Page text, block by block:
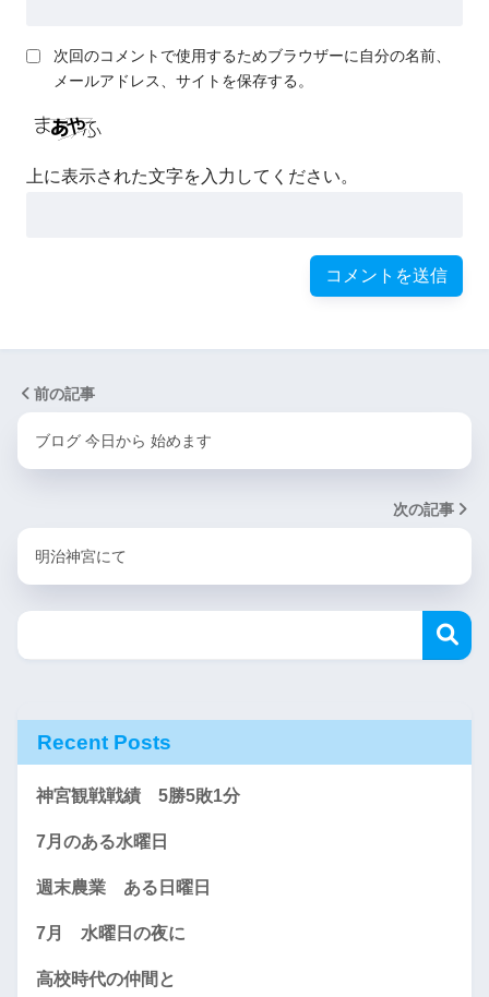
次回のコメントで使用するためブラウザーに自分の名前、
メールアドレス、サイトを保存する。
上に表示された文字を入力してください。
前の記事
ブログ 今日から 始めます
次の記事
明治神宮にて
Recent Posts
神宮観戦戦績 5勝5敗1分
7月のある水曜日
週末農業 ある日曜日
7月 水曜日の夜に
高校時代の仲間と